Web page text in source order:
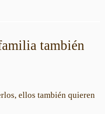
también
ellos también quieren